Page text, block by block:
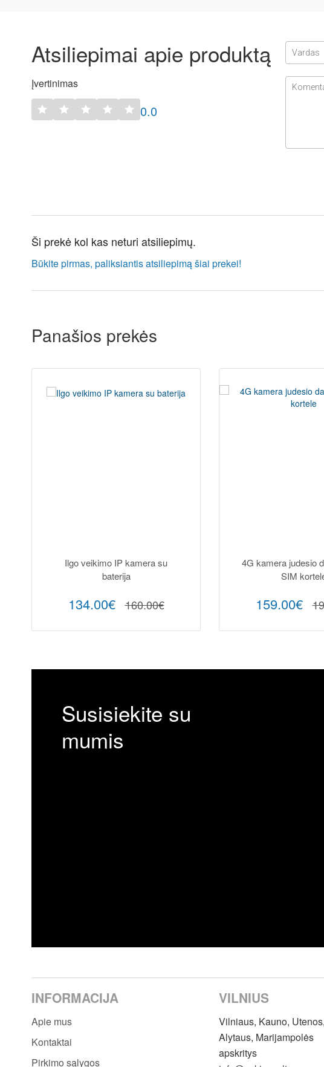
Atsiliepimai apie produktą
Įvertinimas
0.0
Ši prekė kol kas neturi atsiliepimų.
Būkite pirmas, paliksiantis atsiliepimą šiai prekei!
Panašios prekės
Ilgo veikimo IP kamera su
baterija
134.00€ 160.00€
4G kamera judesio
SIM
159.00€
Susisiekite su
mumis
INFORMACIJA
Apie mus
Kontaktai
Pirkimo sąlygos
VILNIUS
Vilniaus, Kauno, Utenos,
Alytaus, Marijampolės
apskritys